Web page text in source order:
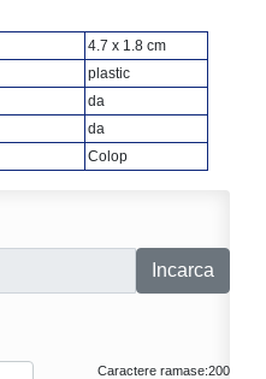
4.7 x 1.8 cm
plastic
da
da
Colop
Incarca
Caractere ramase:200